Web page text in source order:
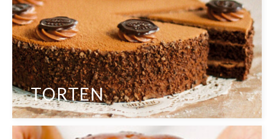
TORTEN